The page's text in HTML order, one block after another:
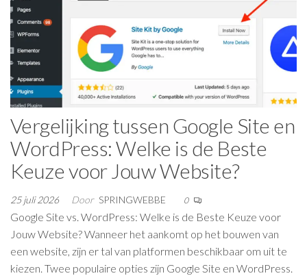
Vergelijking tussen Google Site en
WordPress: Welke is de Beste
Keuze voor Jouw Website?
25 juli 2026 Door SPRINGWEBBE 0
Google Site vs. WordPress: Welke is de Beste Keuze voor
Jouw Website? Wanneer het aankomt op het bouwen van
een website, zijn er tal van platformen beschikbaar om uit te
kiezen. Twee populaire opties zijn Google Site en WordPress.